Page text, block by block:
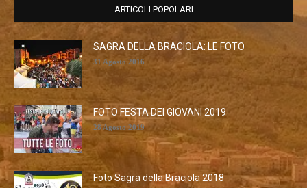
ARTICOLI POPOLARI
SAGRA DELLA BRACIOLA: LE FOTO
31 Agosto 2016
FOTO FESTA DEI GIOVANI 2019
28 Agosto 2019
Foto Sagra della Braciola 2018